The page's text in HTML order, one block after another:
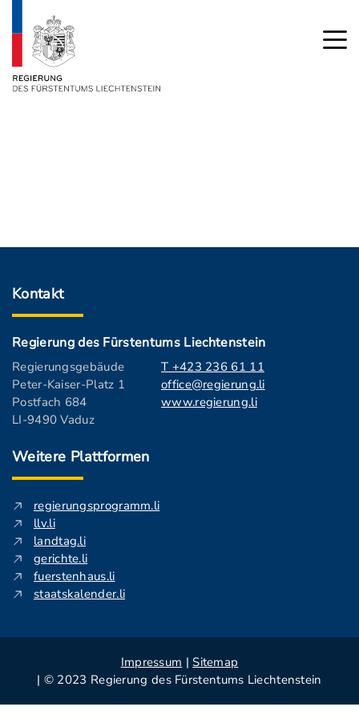
Kontakt
Regierung des Fürstentums Liechtenstein
Regierungsgebäude
Peter-Kaiser-Platz 1
Postfach 684
LI-9490 Vaduz
T +423 236 61 11
office@regierung.li
www.regierung.li
Weitere Plattformen
regierungsprogramm.li
llv.li
landtag.li
gerichte.li
fuerstenhaus.li
staatskalender.li
Impressum | Sitemap
| © 2023 Regierung des Fürstentums Liechtenstein